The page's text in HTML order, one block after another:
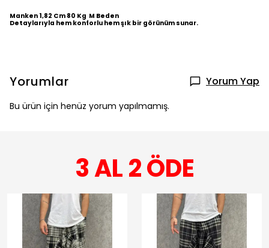
Manken 1,82 Cm 80 Kg M Beden
Detaylarıyla hem konforlu hem şık bir görünüm sunar.
Yorumlar Yorum Yap
Bu ürün için henüz yorum yapılmamış.
3 AL 2 ÖDE